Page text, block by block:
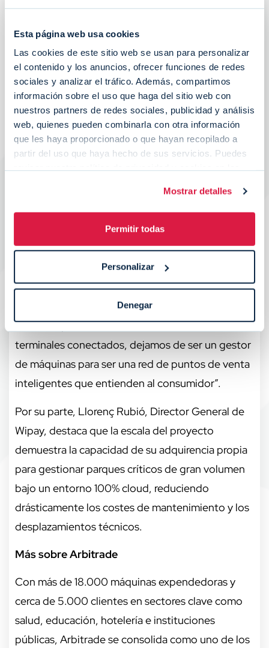
Esta página web usa cookies
Las cookies de este sitio web se usan para personalizar
el contenido y los anuncios, ofrecer funciones de redes
sociales y analizar el tráfico. Además, compartimos
información sobre el uso que haga del sitio web con
nuestros partners de redes sociales, publicidad y análisis
web, quienes pueden combinarla con otra información
que les haya proporcionado o que hayan recopilado a
partir del uso que haya hecho de sus servicios. Puedes
Mostrar detalles
Permitir todas
Personalizar
Denegar
Aeropuerto Josep Tarradellas Barcelona-El Prat,
marcando el inicio de una colaboración que se ha
ido ampliando y consolidando con el tiempo.
Control remoto y eficiencia operativa:
una ventaja clave
La solución con Wipay permite el control
“La digitalización ya no es una opción, es el
estándar mínimo exigido por el cliente”, afirma
Javier Arquerons, CEO de Arbitrade. “Con 18.000
terminales conectados, dejamos de ser un gestor
de máquinas para ser una red de puntos de venta
inteligentes que entienden al consumidor”.
Por su parte, Llorenç Rubió, Director General de
Wipay, destaca que la escala del proyecto
demuestra la capacidad de su adquirencia propia
para gestionar parques críticos de gran volumen
bajo un entorno 100% cloud, reduciendo
drásticamente los costes de mantenimiento y los
desplazamientos técnicos.
Más sobre Arbitrade
Con más de 18.000 máquinas expendedoras y
cerca de 5.000 clientes en sectores clave como
salud, educación, hotelería e instituciones
públicas, Arbitrade se consolida como uno de los